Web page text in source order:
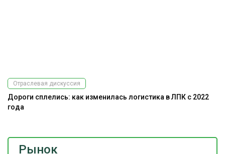
Рынок
Отраслевая дискуссия
Дороги сплелись: как изменилась логистика в ЛПК с 2022
года